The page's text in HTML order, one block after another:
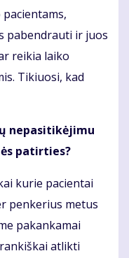
pabendrauti ir juos
reikia laiko
Tikiuosi, kad
nepasitikėjimu
patirties?
kurie pacientai
penkerius metus
pakankamai
atlikti